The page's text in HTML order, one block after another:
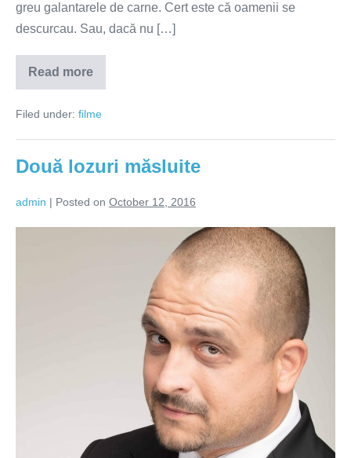
greu galantarele de carne. Cert este că oamenii se
descurcau. Sau, dacă nu […]
Read more
Speranța
este
Filed under: filme
Două lozuri măsluite
admin | Posted on October 12, 2016